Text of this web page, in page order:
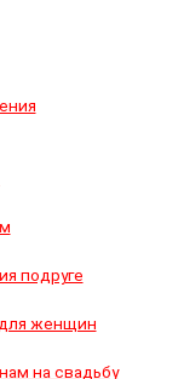
подруге
женщин
на свадьбу